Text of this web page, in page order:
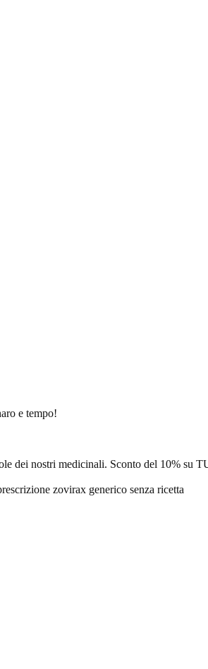
e tempo!
dei nostri medicinali. Sconto del 10% su
zovirax generico senza ricetta